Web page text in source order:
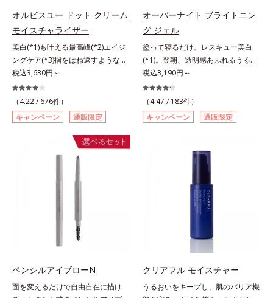
味展開。プロテイン独特のにおいや
クセが少なく、水に溶けやすいの
で、手軽においしくたんぱく質を摂
れます。*1 1杯分（約27g）当り。
コラーゲン含む。*2 ビタミンB1、
B2、B6、B12、ナイアシン、パン
トテン酸各商品の詳しい情報は商品
ページをご覧ください。・BEAUTY
夏祭りは、こちら
オルビスユー ドット クリーム
モイスチャライザー
美白(*1)も叶える最高峰(*2)エイジ
ングケア(*3)指をはね返すような弾
力感が宿るハリ感 濃密フィットク
リーム。ハリも透明感(*4)も結果主
義。年齢サイン(*5)の因子に着目し
た肌科学エイジングケア(*3)シリー
ズ。オルビスユー ドットシリーズ
は、年齢による肌悩み一つ一つを対
処するのではなく、肌で起きている
ことの根本原因に着目。加齢ととも
に現れる年齢サインについて研究を
進めたところ、弾力感のない状態で
感のなさ」が、大人の肌印象に大き
な影響を与えていることがわかりま
シリーズは美容成分(*7)として
「G.D.F.アクティベーター(*8)」を
配合。そして、従来から配合してい
税込3,630円～
（4.22 / 676件）
キャンペーン
通販限定
オーバーナイト ブライトニン
グ ジェル
塗って寝るだけ、レスキュー美白
(*1)。翌朝、透明感あふれるうるぷ
る肌を叶える、お守り涼感ジェルパ
ック。紫外線を浴びた日の夜は、ひ
んやり気持ちいいジェルでお肌をレ
スキュー！ メラニンの産生指令が
活発になる夜の肌環境に着目して、
(*2)ツヤ肌”へと整える夜用ジェルパ
ックです。ぷるぷるジェルを肌にの
せると、シートマスクのようにピタ
ッと密着。水ハリ膜が肌のうるおい
をキープしながら、やわらかさをア
ップ。美白(*1)と保湿の両方にアプ
SG(*3)」、肌荒れや日焼けによる肌
のほてりを予防する「グリチルリチ
ン酸ジカリウム(*4)」など、たっぷ
りの保湿成分が浸透しやすい肌環境
を叶えます。はじめはピタッと密着
税込3,190円～
（4.47 / 183件）
キャンペーン
通販限定
ペンシルアイブローN
面を変えるだけで自由自在に描け
クリアフル モイスチャー
うるおいをキープし、肌のバリア機